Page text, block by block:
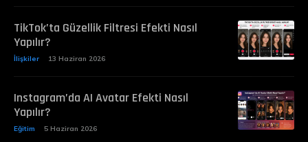
TikTok’ta Güzellik Filtresi Efekti Nasıl
Yapılır?
İlişkiler 13 Haziran 2026
Instagram’da AI Avatar Efekti Nasıl
Yapılır?
Eğitim 5 Haziran 2026